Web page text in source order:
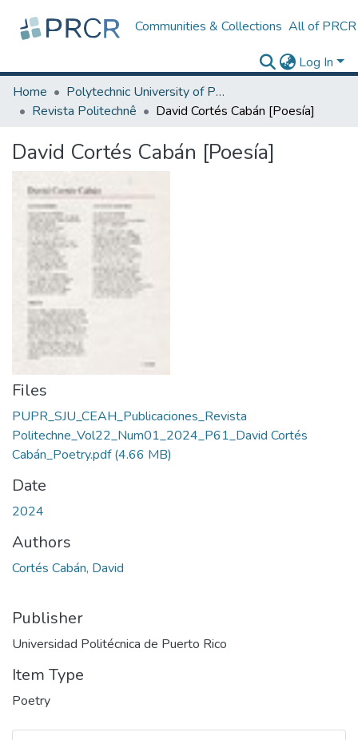
Communities & Collections All of PRCR
Log In
Home
Polytechnic University of Puerto Rico
Revista Politechnê
David Cortés Cabán [Poesía]
David Cortés Cabán [Poesía]
Files
PUPR_SJU_CEAH_Publicaciones_Revista
Politechne_Vol22_Num01_2024_P61_David Cortés
Cabán_Poetry.pdf(4.66 MB)
Date
2024
Authors
Cortés Cabán, David
Publisher
Universidad Politécnica de Puerto Rico
Item Type
Poetry